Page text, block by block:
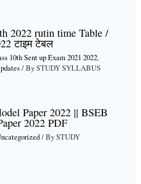
2022 rutin time Table /
टाइम टेबल
10th Sent up Exam 2021 2022,
/ BySTUDY SYLLABUS
Paper 2022 || BSEB
2022 PDF
/ BySTUDY